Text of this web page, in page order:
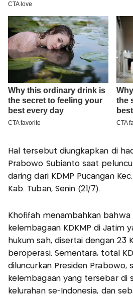
Hal tersebut diungkapkan di
Prabowo Subianto saat
daring dari KDMP Pucangan
Kab. Tuban, Senin (21/7).
Khofifah menambahkan bahwa
kelembagaan KDKMP di Jatim
hukum sah, disertai dengan 23
beroperasi. Sementara, total
diluncurkan Presiden Prabowo,
kelembagaan yang tersebar di
kelurahan se-Indonesia, dan